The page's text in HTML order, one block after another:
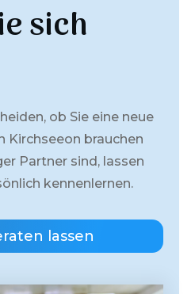
sich
ob Sie eine neue
Kirchseeon brauchen
Partner sind, lassen
kennenlernen.
lassen